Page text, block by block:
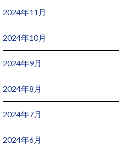
2024年11月
2024年10月
2024年9月
2024年8月
2024年7月
2024年6月